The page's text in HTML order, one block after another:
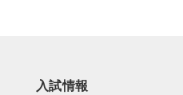
入試情報